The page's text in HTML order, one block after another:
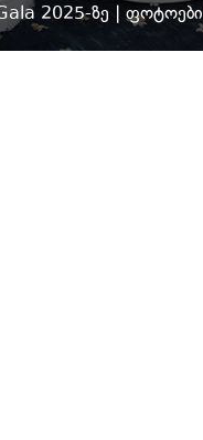
2025-ზე | ფოტოები